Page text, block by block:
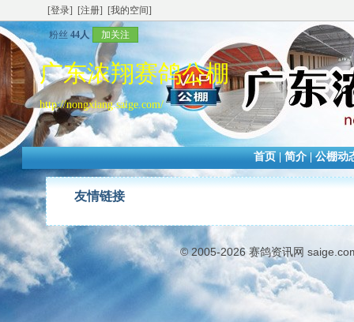
[登录] [注册] [我的空间]
粉丝 44人 加关注
广东浓翔赛鸽公棚
http://nongxiang.saige.com/
首页|简介|公棚动
友情链接
© 2005-2026 赛鸽资讯网